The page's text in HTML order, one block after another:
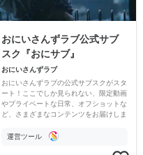
おにいさんずラブ公式サブ
スク『おにサブ』
おにいさんずラブ
おにいさんずラブの公式サブスクがスタ
ート！ここでしか見られない、限定動画
やプライベートな日常、オフショットな
ど、さまざまなコンテンツをお届けしま
運営ツール